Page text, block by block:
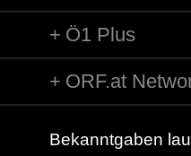
Ö1 Plus
ORF.at
Bekanntgaben